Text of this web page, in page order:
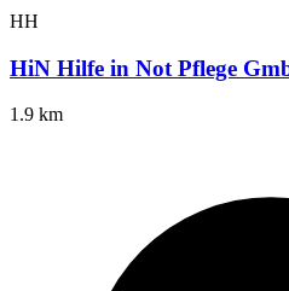
HH
HiN Hilfe in Not Pflege
1.9 km